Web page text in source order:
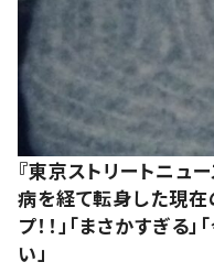
『東京ストリートニュ
病を経て転身した現
プ！！」「まさかすぎる
い」